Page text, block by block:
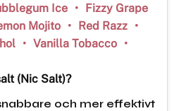
Ice • Fizzy Grape
Mojito • Red Razz •
• Vanilla Tobacco •
(Nic Salt)?
och mer effektivt